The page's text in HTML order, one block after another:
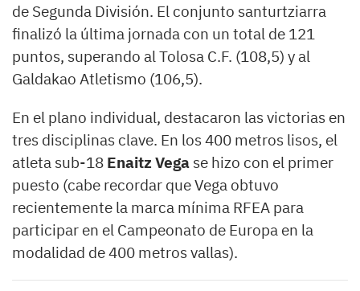
de Segunda División. El conjunto santurtziarra
finalizó la última jornada con un total de 121
puntos, superando al Tolosa C.F. (108,5) y al
Galdakao Atletismo (106,5).
En el plano individual, destacaron las victorias en
tres disciplinas clave. En los 400 metros lisos, el
atleta sub-18 Enaitz Vega se hizo con el primer
puesto (cabe recordar que Vega obtuvo
recientemente la marca mínima RFEA para
participar en el Campeonato de Europa en la
modalidad de 400 metros vallas).